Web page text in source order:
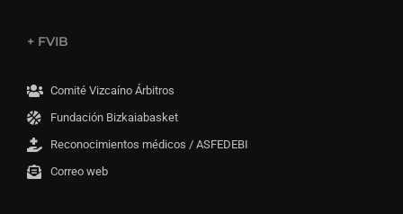
+ FVIB
Comité Vizcaíno Árbitros
Fundación Bizkaiabasket
Reconocimientos médicos / ASFEDEBI
Correo web